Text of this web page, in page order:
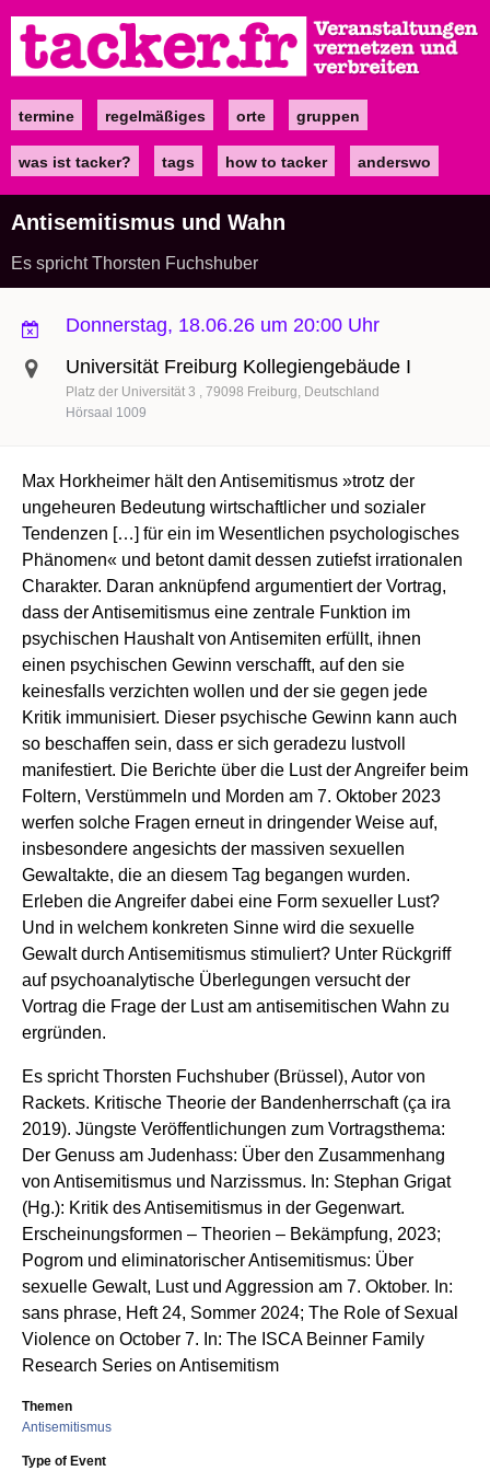
zum
Inhalt
Maintermine regelmäßiges orte gruppen
was ist tacker? tags how to tacker anderswo
Antisemitismus und Wahn
Es spricht Thorsten Fuchshuber
Donnerstag, 18.06.26 um 20:00 Uhr
Universität Freiburg Kollegiengebäude I
Platz der Universität 3 79098 Freiburg Deutschland
Hörsaal 1009
Max Horkheimer hält den Antisemitismus »trotz der
ungeheuren Bedeutung wirtschaftlicher und sozialer
Tendenzen […] für ein im Wesentlichen psychologisches
Phänomen« und betont damit dessen zutiefst irrationalen
Charakter. Daran anknüpfend argumentiert der Vortrag,
dass der Antisemitismus eine zentrale Funktion im
psychischen Haushalt von Antisemiten erfüllt, ihnen
einen psychischen Gewinn verschafft, auf den sie
keinesfalls verzichten wollen und der sie gegen jede
Kritik immunisiert. Dieser psychische Gewinn kann auch
so beschaffen sein, dass er sich geradezu lustvoll
manifestiert. Die Berichte über die Lust der Angreifer beim
Foltern, Verstümmeln und Morden am 7. Oktober 2023
werfen solche Fragen erneut in dringender Weise auf,
insbesondere angesichts der massiven sexuellen
Gewaltakte, die an diesem Tag begangen wurden.
Erleben die Angreifer dabei eine Form sexueller Lust?
Und in welchem konkreten Sinne wird die sexuelle
Gewalt durch Antisemitismus stimuliert? Unter Rückgriff
auf psychoanalytische Überlegungen versucht der
Vortrag die Frage der Lust am antisemitischen Wahn zu
ergründen.
Es spricht Thorsten Fuchshuber (Brüssel), Autor von
Rackets. Kritische Theorie der Bandenherrschaft (ça ira
2019). Jüngste Veröffentlichungen zum Vortragsthema:
Der Genuss am Judenhass: Über den Zusammenhang
von Antisemitismus und Narzissmus. In: Stephan Grigat
(Hg.): Kritik des Antisemitismus in der Gegenwart.
Erscheinungsformen – Theorien – Bekämpfung, 2023;
Pogrom und eliminatorischer Antisemitismus: Über
sexuelle Gewalt, Lust und Aggression am 7. Oktober. In:
sans phrase, Heft 24, Sommer 2024; The Role of Sexual
Violence on October 7. In: The ISCA Beinner Family
Research Series on Antisemitism
Themen
Antisemitismus
Type of Event